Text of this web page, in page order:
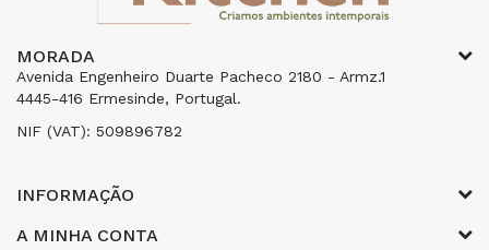
MORADA
Avenida Engenheiro Duarte Pacheco 2180 - Armz.1
4445-416 Ermesinde, Portugal.
NIF (VAT): 509896782
INFORMAÇÃO
A MINHA CONTA